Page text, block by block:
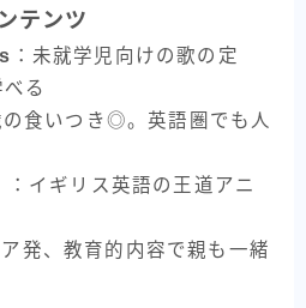
テンツ
：未就学児向けの歌の定
る
の食いつき◎。英語圏でも人
：イギリス英語の王道アニ
発、教育的内容で親も一緒